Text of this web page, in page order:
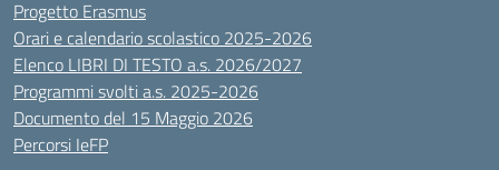
Progetto Erasmus
Orari e calendario scolastico 2025-2026
Elenco LIBRI DI TESTO a.s. 2026/2027
Programmi svolti a.s. 2025-2026
Documento del 15 Maggio 2026
Percorsi IeFP